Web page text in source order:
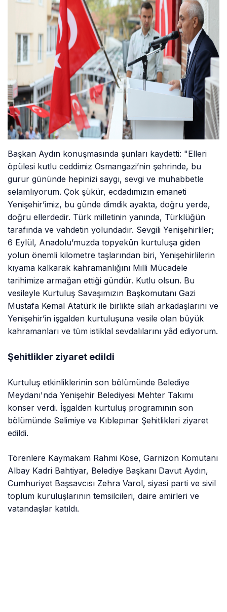
Başkan Aydın konuşmasında şunları kaydetti: "Elleri
öpülesi kutlu ceddimiz Osmangazi’nin şehrinde, bu
gurur gününde hepinizi saygı, sevgi ve muhabbetle
selamlıyorum. Çok şükür, ecdadımızın emaneti
Yenişehir’imiz, bu günde dimdik ayakta, doğru yerde,
doğru ellerdedir. Türk milletinin yanında, Türklüğün
tarafında ve vahdetin yolundadır. Sevgili Yenişehirliler;
6 Eylül, Anadolu’muzda topyekûn kurtuluşa giden
yolun önemli kilometre taşlarından biri, Yenişehirlilerin
kıyama kalkarak kahramanlığını Milli Mücadele
tarihimize armağan ettiği gündür. Kutlu olsun. Bu
vesileyle Kurtuluş Savaşımızın Başkomutanı Gazi
Mustafa Kemal Atatürk ile birlikte silah arkadaşlarını ve
Yenişehir’in işgalden kurtuluşuna vesile olan büyük
kahramanları ve tüm istiklal sevdalılarını yâd ediyorum.
Şehitlikler ziyaret edildi
Kurtuluş etkinliklerinin son bölümünde Belediye
Meydanı'nda Yenişehir Belediyesi Mehter Takımı
konser verdi. İşgalden kurtuluş programının son
bölümünde Selimiye ve Kıblepınar Şehitlikleri ziyaret
edildi.
Törenlere Kaymakam Rahmi Köse, Garnizon Komutanı
Albay Kadri Bahtiyar, Belediye Başkanı Davut Aydın,
Cumhuriyet Başsavcısı Zehra Varol, siyasi parti ve sivil
toplum kuruluşlarının temsilcileri, daire amirleri ve
vatandaşlar katıldı.